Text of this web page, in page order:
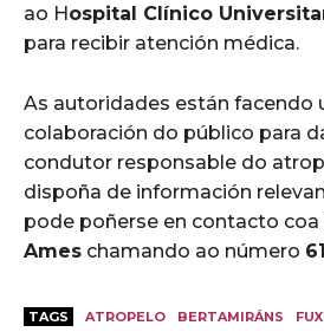
ao Hospital Clínico
para recibir atención médica.
As autoridades están facendo
colaboración do público para
condutor responsable do
dispoña de información
pode poñerse en contacto coa
Ames chamando ao número
TAGS ATROPELO BERTAMIRÁNS